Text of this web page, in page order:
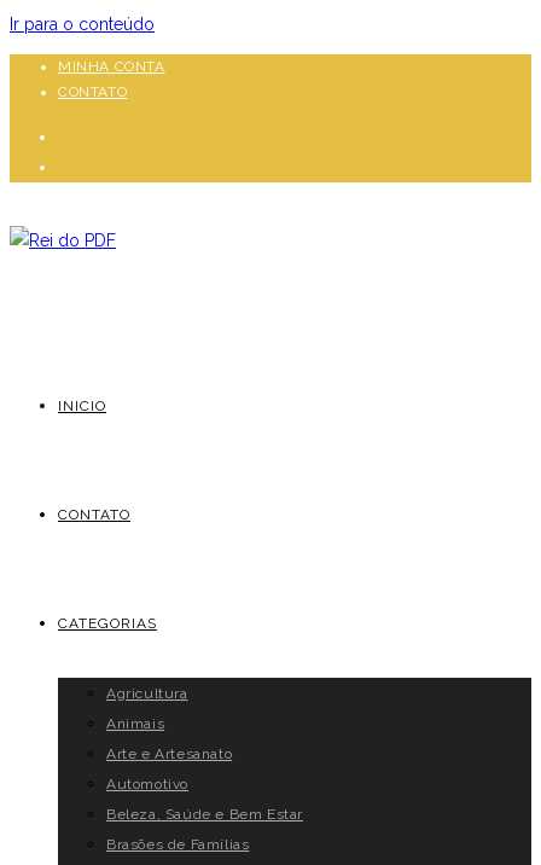
Ir para o conteúdo
MINHA CONTA
CONTATO
INICIO
CONTATO
CATEGORIAS
Agricultura
Animais
Arte e Artesanato
Automotivo
Beleza, Saúde e Bem Estar
Brasões de Famílias